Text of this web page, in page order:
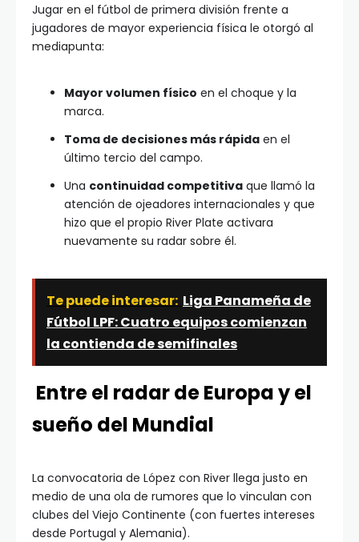
Jugar en el fútbol de primera división frente a
jugadores de mayor experiencia física le otorgó al
mediapunta:
Mayor volumen físico en el choque y la
marca.
Toma de decisiones más rápida en el
último tercio del campo.
Una continuidad competitiva que llamó la
atención de ojeadores internacionales y que
hizo que el propio River Plate activara
nuevamente su radar sobre él.
Te puede interesar: Liga Panameña de
Fútbol LPF: Cuatro equipos comienzan
la contienda de semifinales
Entre el radar de Europa y el
sueño del Mundial
La convocatoria de López con River llega justo en
medio de una ola de rumores que lo vinculan con
clubes del Viejo Continente (con fuertes intereses
desde Portugal y Alemania).